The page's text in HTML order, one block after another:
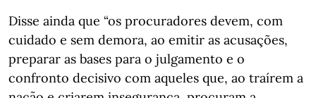
Disse ainda que “os procuradores devem, com
cuidado e sem demora, ao emitir as acusações,
preparar as bases para o julgamento e o
confronto decisivo com aqueles que, ao traírem a